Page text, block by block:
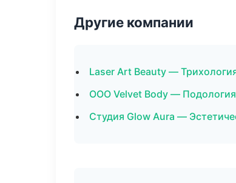
Другие компании
Laser Art Beauty —
ООО Velvet Body —
Студия Glow Aura —